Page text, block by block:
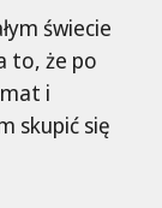
świecie
to, że po
i
skupić się